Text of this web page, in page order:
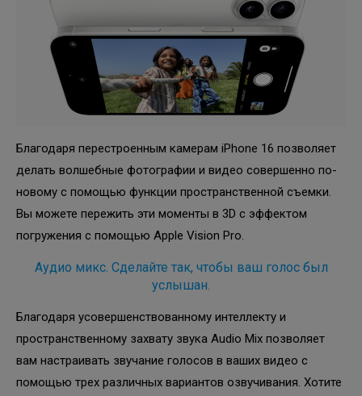
Благодаря перестроенным камерам iPhone 16 позволяет
делать волшебные фотографии и видео совершенно по-
новому с помощью функции пространственной съемки.
Вы можете пережить эти моменты в 3D с эффектом
погружения с помощью Apple Vision Pro.
Аудио микс. Сделайте так, чтобы ваш голос был
услышан.
Благодаря усовершенствованному интеллекту и
пространственному захвату звука Audio Mix позволяет
вам настраивать звучание голосов в ваших видео с
помощью трех различных вариантов озвучивания. Хотите